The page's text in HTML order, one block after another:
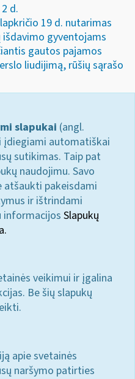
d.
19 d. nutarimas
išdavimo gyventojams
gautos pajamos
liudijimą, rūšių sąrašo
slapukai (angl.
įdiegiami automatiškai
sutikimas. Taip pat
naudojimu. Savo
pakeisdami
ir ištrindami
informacijos Slapukų
veikimui ir įgalina
Be šių slapukų
apie svetainės
naršymo patirties